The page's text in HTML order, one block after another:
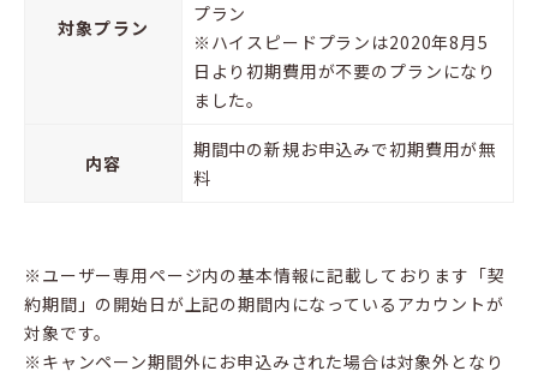
対象プラン
プラン
※ハイスピードプランは2020年8月5
日より初期費用が不要のプランになり
ました。
内容
期間中の新規お申込みで初期費用が無
料
※ユーザー専用ページ内の基本情報に記載しております「契
約期間」の開始日が上記の期間内になっているアカウントが
対象です。
※キャンペーン期間外にお申込みされた場合は対象外となり